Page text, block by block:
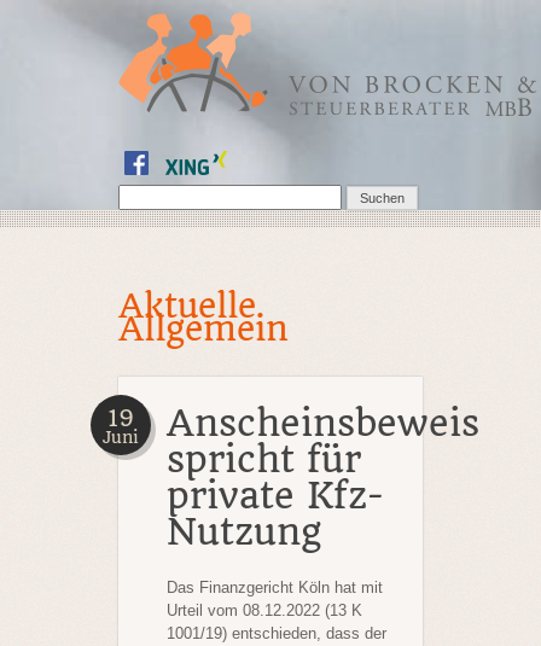
Aktuelle
Allgemein
19
Juni
Anscheinsbeweis
spricht für
private Kfz-
Nutzung
Das Finanzgericht Köln hat mit
Urteil vom 08.12.2022 (13 K
1001/19) entschieden, dass der